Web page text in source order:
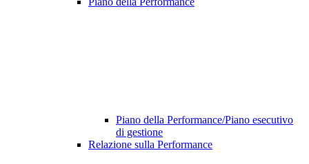
Piano della Performance/Piano esecutivo
di gestione
Relazione sulla Performance